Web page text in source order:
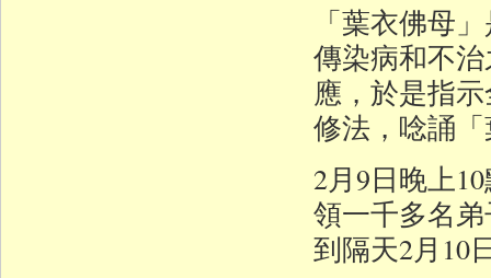
「葉衣佛母
傳染病和不
應，於是指
修法，唸誦
2月9日晚上
領一千多名
到隔天2月10